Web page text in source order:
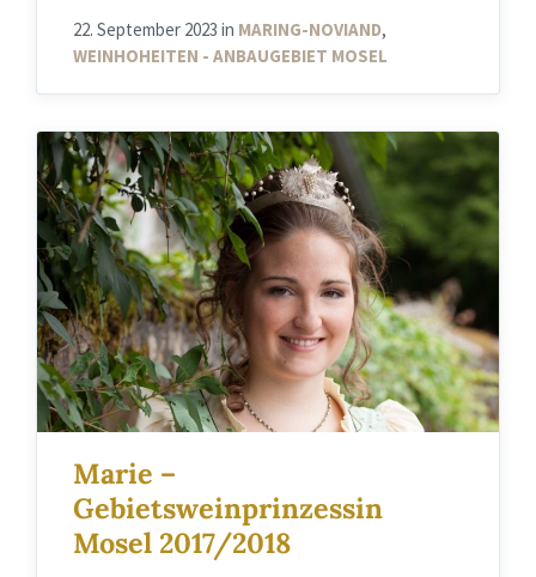
22. September 2023 in MARING-NOVIAND,
WEINHOHEITEN - ANBAUGEBIET MOSEL
Marie –
Gebietsweinprinzessin
Mosel 2017/2018